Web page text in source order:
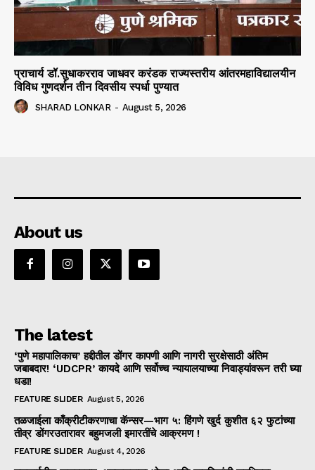
प्राचार्य डॉ.सुधाकरराव जाधवर करंडक राज्यस्तरीय आंतरमहाविद्यालयीन
विविध गुणदर्शन तीन दिवसीय स्पर्धा पुण्यात
SHARAD LONKAR - August 5, 2026
About us
The latest
‘पुणे महापालिकाच’ हद्दीतील डोंगर कापणी आणि नागरी सुरक्षेसाठी अंतिम
जबाबदार! ‘UDCPR’ कायदे आणि सर्वोच्च न्यायालयाच्या निवाड्यांवरून तरी घ्या
धडा!
FEATURE SLIDER August 5, 2026
तळजाईला काँक्रीटीकरणाचा कॅन्सर—भाग ५: हिंगणे खुर्द कुशीत ६२ फुटांच्या
तीव्र डोंगरउतारावर बहुमजली इमारतींचे आक्रमण !
FEATURE SLIDER August 4, 2026